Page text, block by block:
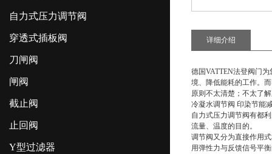
自力式压力调节阀
穿透式插板阀
刀闸阀
闸阀
截止阀
止回阀
Y型过滤器
详细介绍
德国VATTEN法登阀门
境、降低能耗的工作。
原则不太清楚；不太了
冷凝水调节阀 印染节能
自力式压力调节阀有都
流量、温度的目的。
调节阀又分为直接作用
用弹性力与反馈信号平